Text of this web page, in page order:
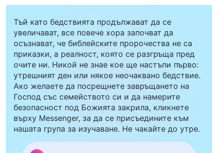
Тъй като бедствията продължават да се
увеличават, все повече хора започват да
осъзнават, че библейските пророчества не са
приказки, а реалност, която се разгръща пред
очите ни. Никой не знае кое ще настъпи първо:
утрешният ден или някое неочаквано бедствие.
Ако желаете да посрещнете завръщането на
Господ със семейството си и да намерите
безопасност под Божията закрила, кликнете
върху Messenger, за да се присъедините към
нашата група за изучаване. Не чакайте до утре.